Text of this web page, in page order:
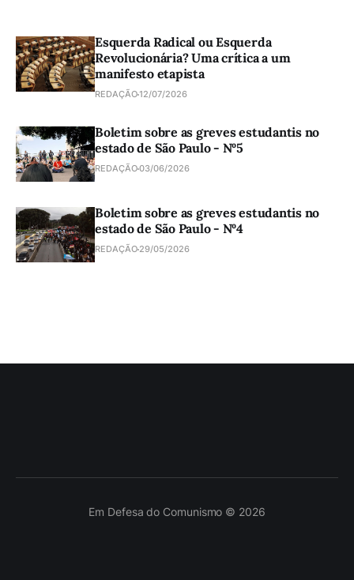
Esquerda Radical ou Esquerda
Revolucionária? Uma crítica a um
manifesto etapista
REDAÇÃO12/07/2026
Boletim sobre as greves estudantis no
estado de São Paulo - Nº5
REDAÇÃO03/06/2026
Boletim sobre as greves estudantis no
estado de São Paulo - Nº4
REDAÇÃO 29/05/2026
Em Defesa do Comunismo © 2026